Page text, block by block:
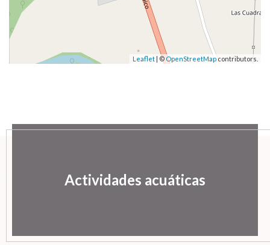
Leaflet | © OpenStreetMap contributors.
Actividades acuáticas